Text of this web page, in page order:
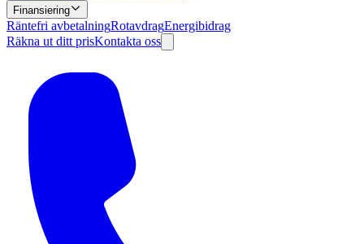
Finansiering
Räntefri avbetalningRotavdragEnergibidrag
Räkna ut ditt prisKontakta oss